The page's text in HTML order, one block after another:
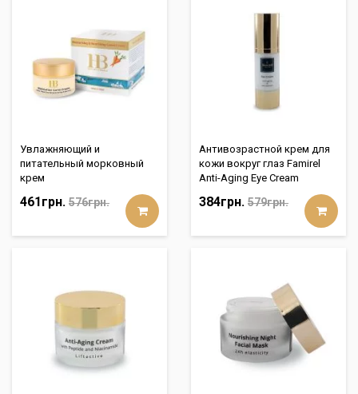
Увлажняющий и
питательный морковный
крем
461грн. 576грн.
Антивозрастной крем для
кожи вокруг глаз Famirel
Anti-Aging Eye Cream
384грн. 579грн.